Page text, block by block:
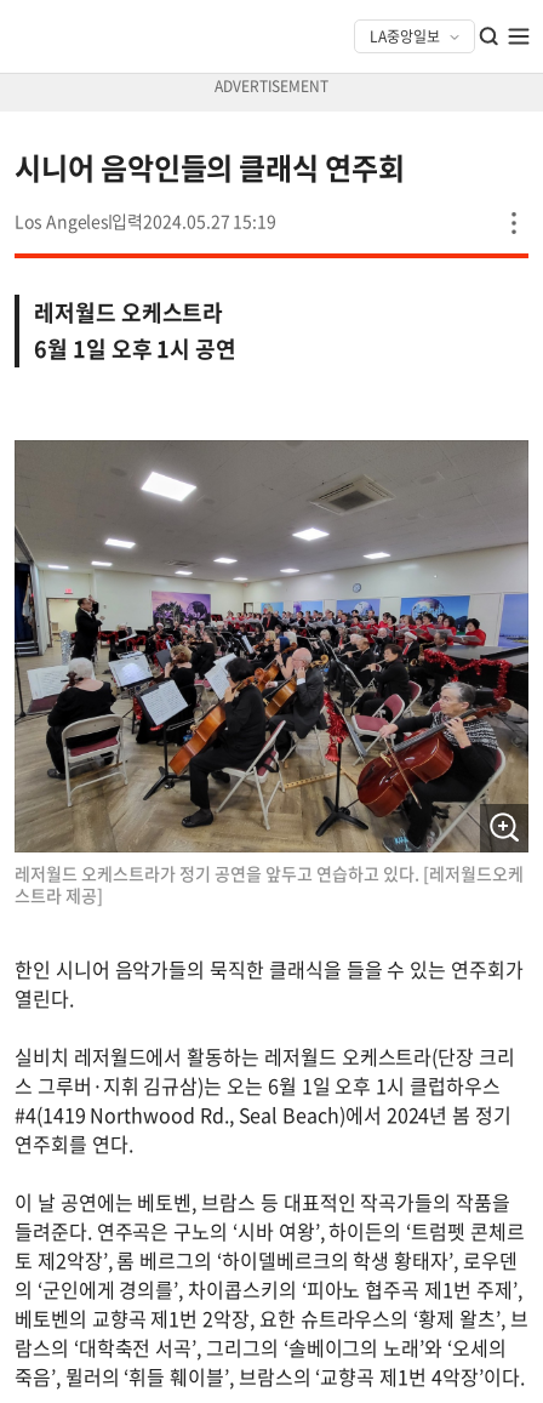
시니어 음악인들의 클래식 연주회
Los Angeles 2024.05.27 15:19
레저월드 오케스트라
6월 1일 오후 1시 공연
레저월드 오케스트라가 정기 공연을 앞두고 연습하고 있다. [레저월드오케
스트라 제공]
한인 시니어 음악가들의 묵직한 클래식을 들을 수 있는 연주회가
열린다.
실비치 레저월드에서 활동하는 레저월드 오케스트라(단장 크리
스 그루버·지휘 김규삼)는 오는 6월 1일 오후 1시 클럽하우스
#4(1419 Northwood Rd., Seal Beach)에서 2024년 봄 정기
연주회를 연다.
이 날 공연에는 베토벤, 브람스 등 대표적인 작곡가들의 작품을
들려준다. 연주곡은 구노의 ‘시바 여왕’, 하이든의 ‘트럼펫 콘체르
토 제2악장’, 롬 베르그의 ‘하이델베르크의 학생 황태자’, 로우덴
의 ‘군인에게 경의를’, 차이콥스키의 ‘피아노 협주곡 제1번 주제’,
베토벤의 교향곡 제1번 2악장, 요한 슈트라우스의 ‘황제 왈츠’, 브
람스의 ‘대학축전 서곡’, 그리그의 ‘솔베이그의 노래’와 ‘오세의
죽음’, 뮐러의 ‘휘들 훼이블’, 브람스의 ‘교향곡 제1번 4악장’이다.